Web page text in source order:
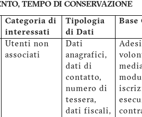
TEMPO DI CONSERVAZIONE
Categoria di
interessati
Tipologia
di Dati
Utenti non
associati
Dati
anagrafici,
dati di
contatto,
numero di
tessera,
dati fiscali,